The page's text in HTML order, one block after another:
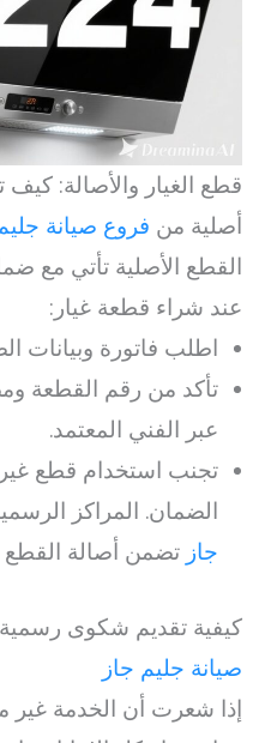
قطع الغيار والأصالة:
أصلية من فروع صيانة
القطع الأصلية تأتي مع
عند شراء قطعة غيار:
اطلب فاتورة وبيانات
تأكد من رقم القطعة
عبر الفني المعتمد.
تجنب استخدام قطع غير
الضمان. المراكز
جاز تضمن أصالة القطع
كيفية تقديم شكوى رسمية
صيانة جليم جاز
إذا شعرت أن الخدمة غير